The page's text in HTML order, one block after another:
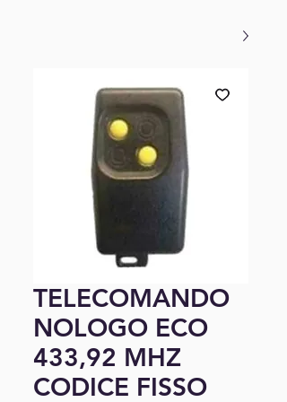
TELECOMANDO
NOLOGO ECO
433,92 MHZ
CODICE FISSO